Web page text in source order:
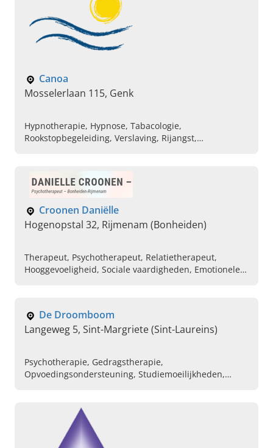
Canoa
Mosselerlaan 115, Genk
Hypnotherapie, Hypnose, Tabacologie,
Rookstopbegeleiding, Verslaving, Rijangst,
Croonen Daniëlle
Hogenopstal 32, Rijmenam (Bonheiden)
Therapeut, Psychotherapeut, Relatietherapeut,
Hooggevoeligheid, Sociale vaardigheden, Emotionele
De Droomboom
Langeweg 5, Sint-Margriete (Sint-Laureins)
Psychotherapie, Gedragstherapie,
Opvoedingsondersteuning, Studiemoeilijkheden,
Aandachtsproblemen